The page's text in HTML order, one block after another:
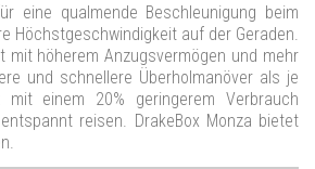
eine qualmende Beschleunigung beim
Höchstgeschwindigkeit auf der Geraden.
mit höherem Anzugsvermögen und mehr
und schnellere Überholmanöver als je
mit einem 20% geringerem Verbrauch
reisen. DrakeBox Monza bietet